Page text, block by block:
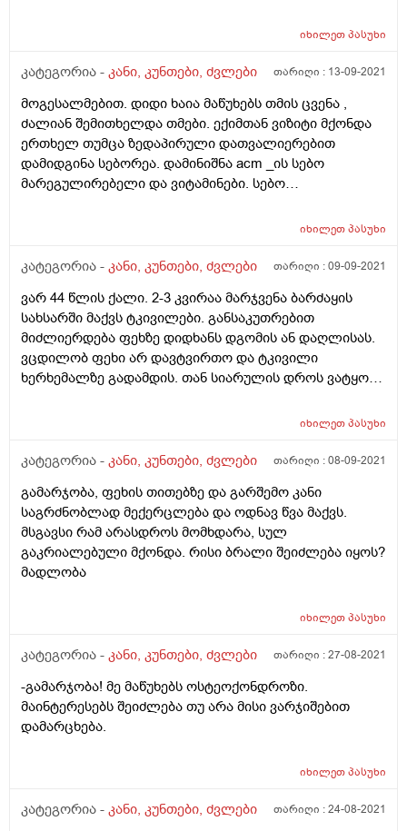
თითქოსდა ბურთივით მრგვალი რაღაცა მქონდეს
დავაწვები თითქოსდა წამიერად ქრება ეს უსიამოვნო
მახსენებს თავს, მაგრამ არის პერიოდი ძალიან
მაწუხებს. რა შეიძლება იყოს? და ბოდიში თუ ცუდად
გადმოვეცი ის კითხვა რაც მქონდა
იხილეთპასუხი
კატეგორია - კანი, კუნთები, ძვლები თარიღი : 13-09-2021
მოგესალმებით. დიდი ხაია მაწუხებს თმის ცვენა ,
ძალიან შემითხელდა თმები. ექიმთან ვიზიტი მქონდა
ერთხელ თუმცა ზედაპირული დათვალიერებით
დამიდგინა სებორეა. დამინიშნა acm _ის სებო
მარეგულირებელი და ვიტამინები. სებო
თავის კანის წვას და სიმხურვალეს. ერთადერთი რაც
გრძელდება. შესაძლებელია თუ არა ეს არ იყოს
მადლობა წინასწარ
იხილეთპასუხი
კატეგორია - კანი, კუნთები, ძვლები თარიღი :09-09-2021
ვარ 44 წლის ქალი. 2-3 კვირაა მარჯვენა ბარძაყის
სახსარში მაქვს ტკივილები. განსაკუთრებით
მიძლიერდება ფეხზე დიდხანს დგომის ან დაღლისას.
ვცდილობ ფეხი არ დავტვირთო და ტკივილი
ხერხემალზე გადამდის. თან სიარულის დროს ვატყობ
ასარიდებლად. ტკივილი ზოგჯერ წოლის დროსაც
გავაკეთო? ასევე სასურველია თუ არა ცურვა ამ
იხილეთპასუხი
კატეგორია - კანი, კუნთები, ძვლები თარიღი :08-09-2021
გამარჯობა, ფეხის თითებზე და გარშემო კანი
საგრძნობლად მექერცლება და ოდნავ წვა მაქვს.
მსგავსი რამ არასდროს მომხდარა, სულ
გაკრიალებული მქონდა. რისი ბრალი შეიძლება იყოს?
მადლობა
იხილეთპასუხი
კატეგორია - კანი, კუნთები, ძვლები თარიღი :27-08-2021
-გამარჯობა! მე მაწუხებს ოსტეოქონდროზი.
მაინტერესებს შეიძლება თუ არა მისი ვარჯიშებით
დამარცხება.
იხილეთპასუხი
კატეგორია - კანი, კუნთები, ძვლები თარიღი :24-08-2021